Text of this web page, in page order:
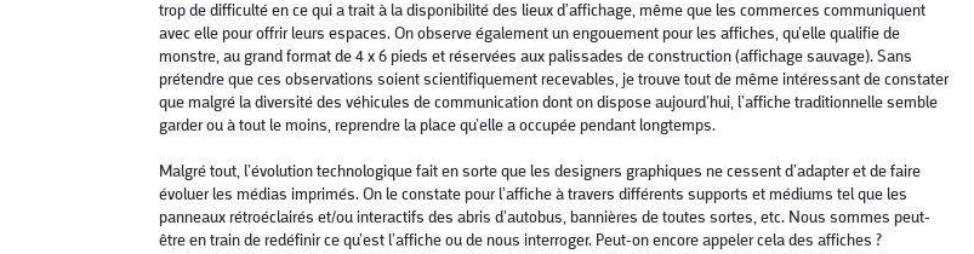
trop de difficulté en ce qui a trait à la disponibilité des lieux d’affichage, même que les commerces communiquent
avec elle pour offrir leurs espaces. On observe également un engouement pour les affiches, qu’elle qualifie de
monstre, au grand format de 4 x 6 pieds et réservées aux palissades de construction (affichage sauvage). Sans
prétendre que ces observations soient scientifiquement recevables, je trouve tout de même intéressant de constater
que malgré la diversité des véhicules de communication dont on dispose aujourd’hui, l’affiche traditionnelle semble
garder ou à tout le moins, reprendre la place qu’elle a occupée pendant longtemps.
Malgré tout, l’évolution technologique fait en sorte que les designers graphiques ne cessent d’adapter et de faire
évoluer les médias imprimés. On le constate pour l’affiche à travers différents supports et médiums tel que les
panneaux rétroéclairés et/ou interactifs des abris d’autobus, bannières de toutes sortes, etc. Nous sommes peut-
être en train de redéfinir ce qu’est l’affiche ou de nous interroger. Peut-on encore appeler cela des affiches ?